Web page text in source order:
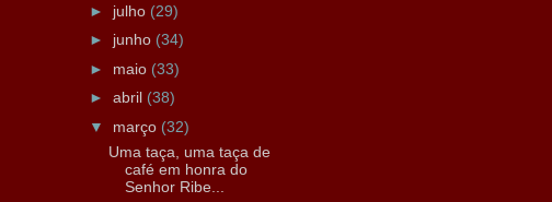
► julho (29)
► junho (34)
► maio (33)
► abril (38)
▼ março (32)
Uma taça, uma taça de
café em honra do
Senhor Ribe...